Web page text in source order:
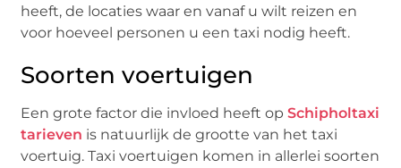
heeft, de locaties waar en vanaf u wilt reizen en
voor hoeveel personen u een taxi nodig heeft.
Soorten voertuigen
Een grote factor die invloed heeft opSchipholtaxi
tarieven is natuurlijk de grootte van het taxi
voertuig. Taxi voertuigen komen in allerlei soorten